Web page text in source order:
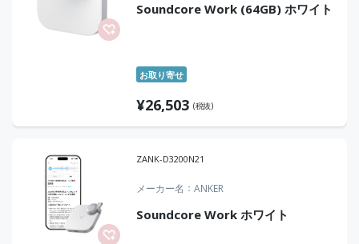
Soundcore Work (64GB) ホワイト
お取り寄せ
¥26,503 (税抜)
ZANK-D3200N21
メーカー名 ANKER
Soundcore Work ホワイト